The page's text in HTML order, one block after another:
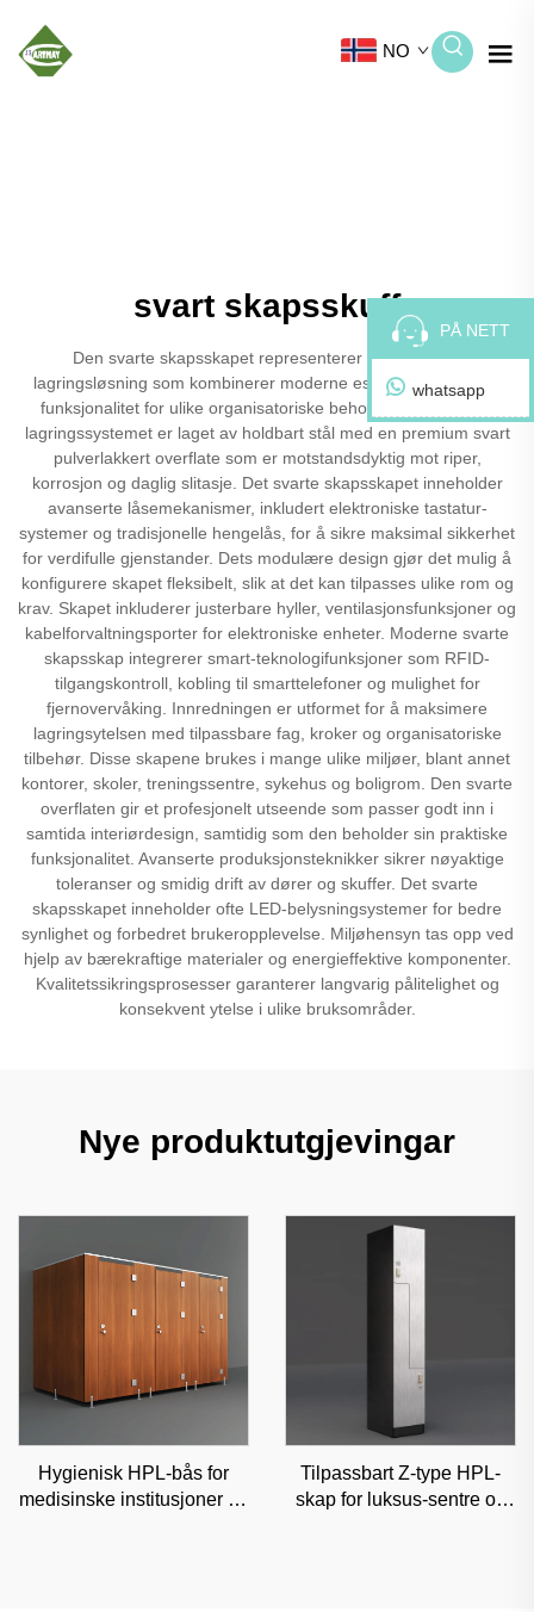
NO
svart skapsskuff
Den svarte skapsskapet representerer en sofistikert
lagringsløsning som kombinerer moderne estetikk med robust
funksjonalitet for ulike organisatoriske behov. Dette elegante
lagringssystemet er laget av holdbart stål med en premium svart
pulverlakkert overflate som er motstandsdyktig mot riper,
korrosjon og daglig slitasje. Det svarte skapsskapet inneholder
avanserte låsemekanismer, inkludert elektroniske tastatur-
systemer og tradisjonelle hengelås, for å sikre maksimal sikkerhet
for verdifulle gjenstander. Dets modulære design gjør det mulig å
konfigurere skapet fleksibelt, slik at det kan tilpasses ulike rom og
krav. Skapet inkluderer justerbare hyller, ventilasjonsfunksjoner og
kabelforvaltningsporter for elektroniske enheter. Moderne svarte
skapsskap integrerer smart-teknologifunksjoner som RFID-
tilgangskontroll, kobling til smarttelefoner og mulighet for
fjernovervåking. Innredningen er utformet for å maksimere
lagringsytelsen med tilpassbare fag, kroker og organisatoriske
tilbehør. Disse skapene brukes i mange ulike miljøer, blant annet
kontorer, skoler, treningssentre, sykehus og boligrom. Den svarte
overflaten gir et profesjonelt utseende som passer godt inn i
samtida interiørdesign, samtidig som den beholder sin praktiske
funksjonalitet. Avanserte produksjonsteknikker sikrer nøyaktige
toleranser og smidig drift av dører og skuffer. Det svarte
skapsskapet inneholder ofte LED-belysningsystemer for bedre
synlighet og forbedret brukeropplevelse. Miljøhensyn tas opp ved
hjelp av bærekraftige materialer og energieffektive komponenter.
Kvalitetssikringsprosesser garanterer langvarig pålitelighet og
konsekvent ytelse i ulike bruksområder.
Nye produktutgjevingar
Hygienisk HPL-bås for
medisinske institusjoner og
Tilpassbart Z-type HPL-
skap for luksus-sentre og
PÅ NETT
whatsapp